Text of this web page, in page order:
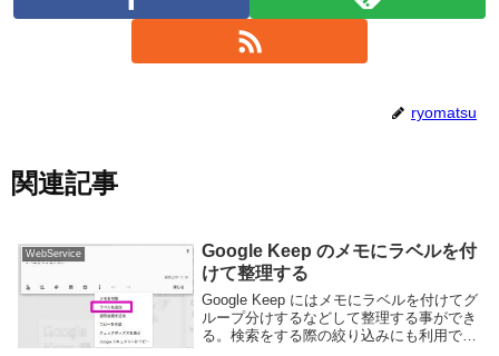
ryomatsu
関連記事
WebService
Google Keep のメモにラベルを付
けて整理する
Google Keep にはメモにラベルを付けてグ
ループ分けするなどして整理する事ができ
る。検索をする際の絞り込みにも利用でき